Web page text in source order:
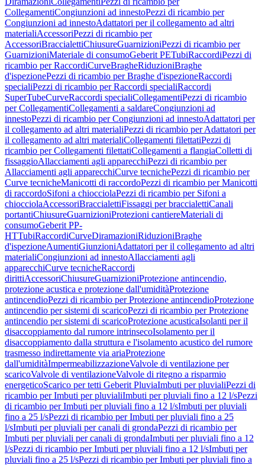
CollegamentiCongiunzioni ad innestoPezzi di ricambio per
Congiunzioni ad innestoAdattatori per il collegamento ad altri
materialiAccessoriPezzi di ricambio per
AccessoriBraccialettiChiusureGuarnizioniPezzi di ricambio per
GuarnizioniMateriale di consumoGeberit PETubiRaccordiPezzi di
ricambio per RaccordiCurveBragheRiduzioniBraghe
d'ispezionePezzi di ricambio per Braghe d'ispezioneRaccordi
specialiPezzi di ricambio per Raccordi specialiRaccordi
SuperTubeCurveRaccordi specialiCollegamentiPezzi di ricambio
per CollegamentiCollegamenti a saldareCongiunzioni ad
innestoPezzi di ricambio per Congiunzioni ad innestoAdattatori per
il collegamento ad altri materialiPezzi di ricambio per Adattatori per
il collegamento ad altri materialiCollegamenti filettatiPezzi di
ricambio per Collegamenti filettatiCollegamenti a flangiaColletti di
fissaggioAllacciamenti agli apparecchiPezzi di ricambio per
Allacciamenti agli apparecchiCurve tecnichePezzi di ricambio per
Curve tecnicheManicotti di raccordoPezzi di ricambio per Manicotti
di raccordoSifoni a chiocciolaPezzi di ricambio per Sifoni a
chiocciolaAccessoriBraccialettiFissaggi per braccialettiCanali
portantiChiusureGuarnizioniProtezioni cantiereMateriali di
consumoGeberit PP-
HTTubiRaccordiCurveDiramazioniRiduzioniBraghe
d'ispezioneAumentiGiunzioniAdattatori per il collegamento ad altri
materialiCongiunzioni ad innestoAllacciamenti agli
apparecchiCurve tecnicheRaccordi
dirittiAccessoriChiusureGuarnizioniProtezione antincendio,
protezione acustica e protezione dall'umiditàProtezione
antincendioPezzi di ricambio per Protezione antincendioProtezione
antincendio per sistemi di scaricoPezzi di ricambio per Protezione
antincendio per sistemi di scaricoProtezione acusticaIsolanti per il
disaccoppiamento dal rumore intrinsecoIsolamento per il
disaccoppiamento dalla struttura e l'isolamento acustico del rumore
trasmesso indirettamente via ariaProtezione
dall'umiditàImpermeabilizzazioneValvole di ventilazione per
scaricoValvole di ventilazioneValvole di ritegno a risparmio
energeticoScarico per tetti Geberit PluviaImbuti per pluvialiPezzi di
ricambio per Imbuti per pluvialiImbuti per pluviali fino a 12 l/sPezzi
di ricambio per Imbuti per pluviali fino a 12 l/sImbuti per pluviali
fino a 25 l/sPezzi di ricambio per Imbuti per pluviali fino a 25
l/sImbuti per pluviali per canali di grondaPezzi di ricambio per
Imbuti per pluviali per canali di grondaImbuti per pluviali fino a 12
l/sPezzi di ricambio per Imbuti per pluviali fino a 12 l/sImbuti per
pluviali fino a 25 l/sPezzi di ricambio per Imbuti per pluviali fino a